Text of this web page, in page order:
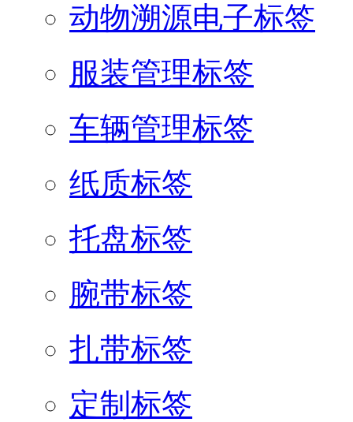
动物溯源电子标签
服装管理标签
车辆管理标签
纸质标签
托盘标签
腕带标签
扎带标签
定制标签